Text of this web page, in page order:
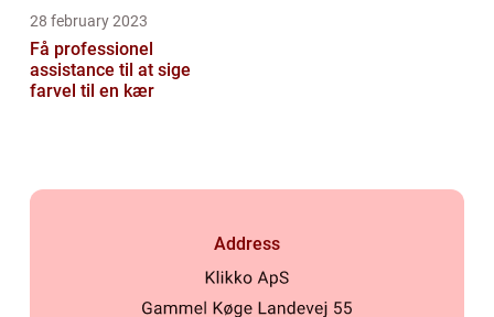
28 february 2023
Få professionel
assistance til at sige
farvel til en kær
Address